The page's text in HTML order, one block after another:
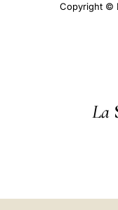
Copyright ©
La